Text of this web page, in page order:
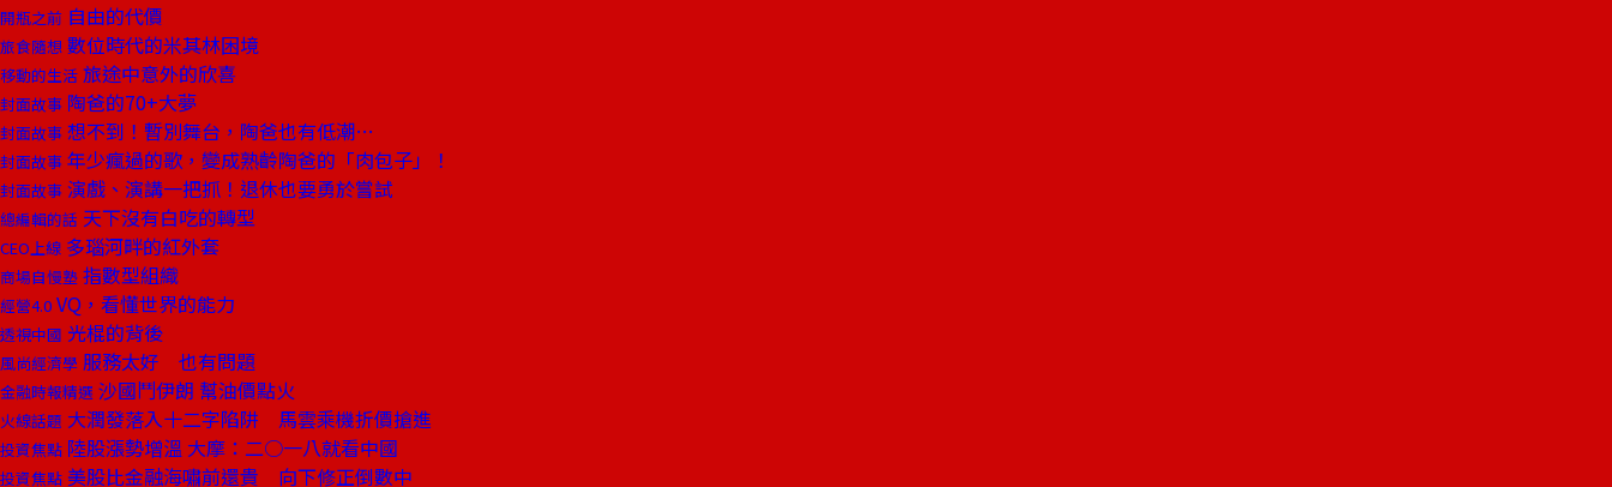
開瓶之前 自由的代價
旅食隨想 數位時代的米其林困境
移動的生活 旅途中意外的欣喜
封面故事 陶爸的70+大夢
封面故事 想不到！暫別舞台，陶爸也有低潮…
封面故事 年少瘋過的歌，變成熟齡陶爸的「肉包子」！
封面故事 演戲、演講一把抓！退休也要勇於嘗試
總編輯的話 天下沒有白吃的轉型
CEO上線 多瑙河畔的紅外套
商場自慢塾 指數型組織
經營4.0 VQ，看懂世界的能力
透視中國 光棍的背後
風尚經濟學 服務太好 也有問題
金融時報精選 沙國鬥伊朗 幫油價點火
火線話題 大潤發落入十二字陷阱 馬雲乘機折價搶進
投資焦點 陸股漲勢增溫 大摩：二○一八就看中國
投資焦點 美股比金融海嘯前還貴 向下修正倒數中